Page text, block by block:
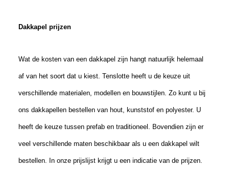
Dakkapel prijzen
Wat de kosten van een dakkapel zijn hangt natuurlijk helemaal
af van het soort dat u kiest. Tenslotte heeft u de keuzeuit
verschillende materialen, modellenen bouwstijlen. Zo kunt u bij
ons dakkapellen bestellen van hout, kunststof en polyester. U
heeft de keuze tussen prefab en traditioneel. Bovendien zijn er
veel verschillende maten beschikbaar als u een dakkapel wilt
bestellen. In onze prijslijst krijgt u een indicatie van de prijzen.